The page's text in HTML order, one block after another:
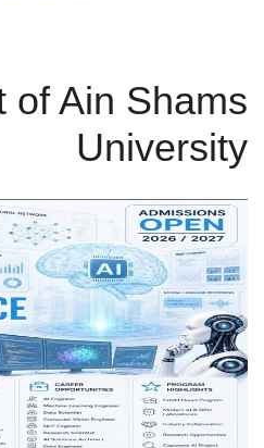
of Ain Shams
University